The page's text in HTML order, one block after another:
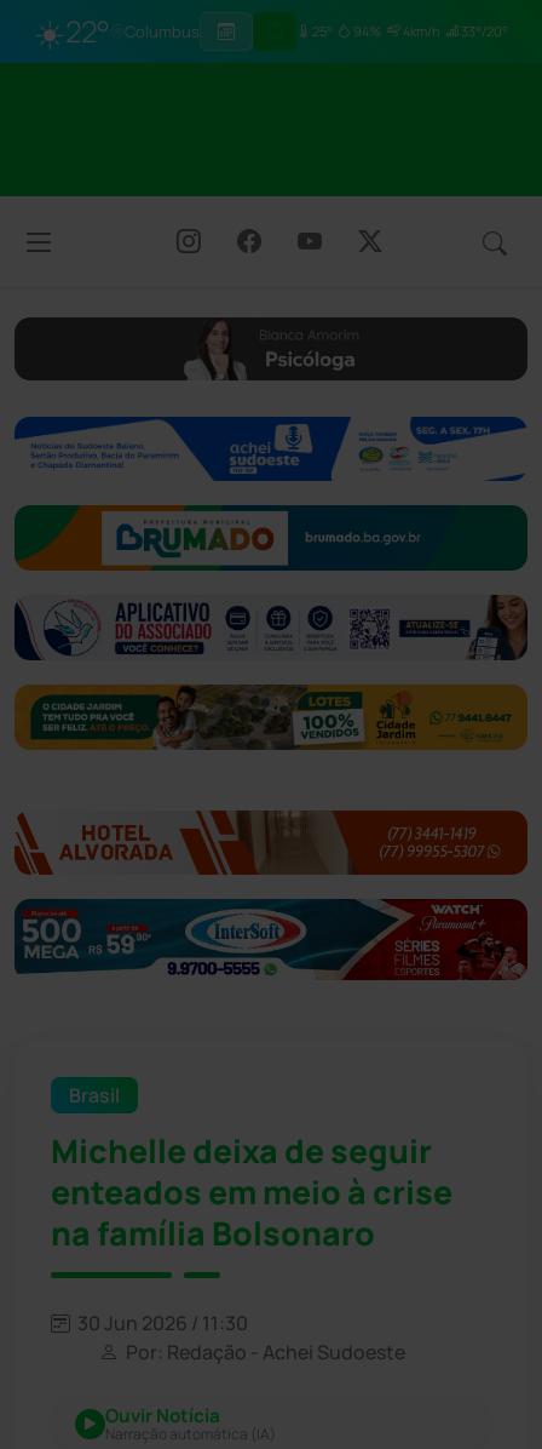
☀️22° Columbus 25° 94% 4km/h 33°/20°
Brasil
Michelle deixa de seguir
enteados em meio à crise
na família Bolsonaro
30 Jun 2026 / 11:30
Por: Redação - Achei Sudoeste
Ouvir Notícia
Narração automática (IA)